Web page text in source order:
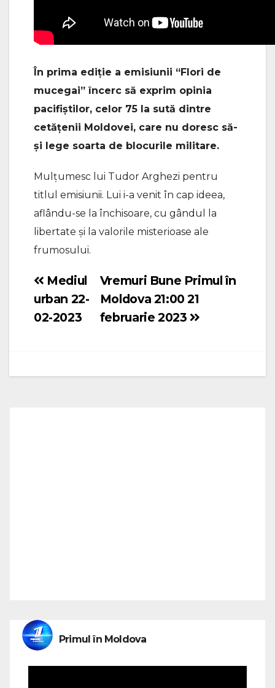
În prima ediție a emisiunii “Flori de
mucegai” încerc să exprim opinia
pacifiștilor, celor 75 la sută dintre
cetățenii Moldovei, care nu doresc să-
și lege soarta de blocurile militare.
Mulțumesc lui Tudor Arghezi pentru
titlul emisiunii. Lui i-a venit în cap ideea,
aflându-se la închisoare, cu gândul la
libertate și la valorile misterioase ale
frumosului.
Navigare
în
Vremuri Bune Primul în
Moldova 21:00 21
februarie 2023
Mediul
urban 22-
02-2023
Primul în Moldova